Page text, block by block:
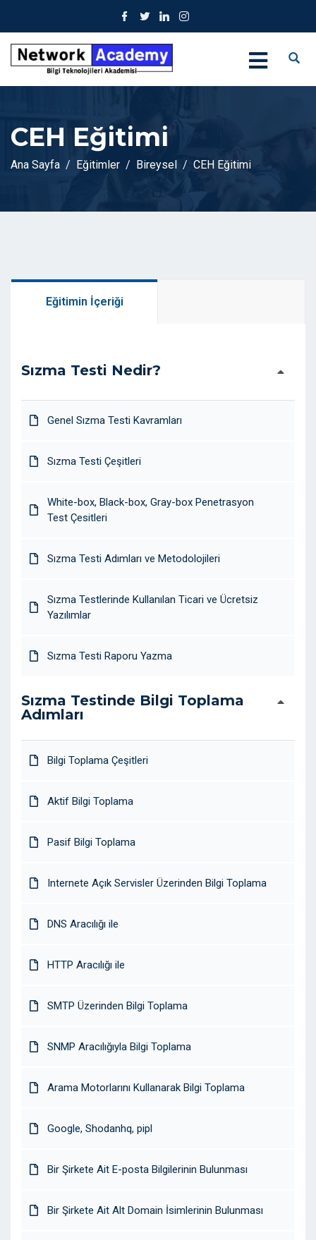
CEH Eğitimi
Ana Sayfa Eğitimler Bireysel CEH Eğitimi
Eğitimin İçeriği
Sızma Testi Nedir?
Genel Sızma Testi Kavramları
Sızma Testi Çeşitleri
White-box, Black-box, Gray-box Penetrasyon
Test Çesitleri
Sızma Testi Adımları ve Metodolojileri
Sızma Testlerinde Kullanılan Ticari ve Ücretsiz
Yazılımlar
Sızma Testi Raporu Yazma
Sızma Testinde Bilgi Toplama
Adımları
Bilgi Toplama Çeşitleri
Aktif Bilgi Toplama
Pasif Bilgi Toplama
Internete Açık Servisler Üzerinden Bilgi Toplama
DNS Aracılığı ile
HTTP Aracılığı ile
SMTP Üzerinden Bilgi Toplama
SNMP Aracılığıyla Bilgi Toplama
Arama Motorlarını Kullanarak Bilgi Toplama
Google, Shodanhq, pipl
Bir Şirkete Ait E-posta Bilgilerinin Bulunması
Bir Şirkete Ait Alt Domain İsimlerinin Bulunması